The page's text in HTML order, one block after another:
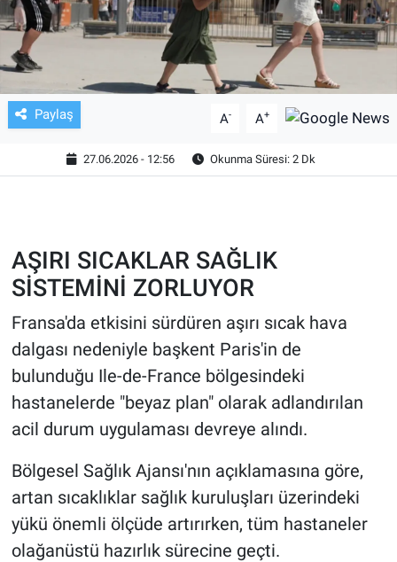
Paylaş A- A+
27.06.2026 - 12:56 Okunma Süresi: 2 Dk
AŞIRI SICAKLAR SAĞLIK
SİSTEMİNİ ZORLUYOR
Fransa'da etkisini sürdüren aşırı sıcak hava
dalgası nedeniyle başkent Paris'in de
bulunduğu Ile-de-France bölgesindeki
hastanelerde "beyaz plan" olarak adlandırılan
acil durum uygulaması devreye alındı.
Bölgesel Sağlık Ajansı'nın açıklamasına göre,
artan sıcaklıklar sağlık kuruluşları üzerindeki
yükü önemli ölçüde artırırken, tüm hastaneler
olağanüstü hazırlık sürecine geçti.
KÜLTÜR SANAT
ASAYİŞ
EKONOMİ
EĞİTİM
HABERDE İNSAN
SPOR
MAGAZİN
Bilim, Teknoloji